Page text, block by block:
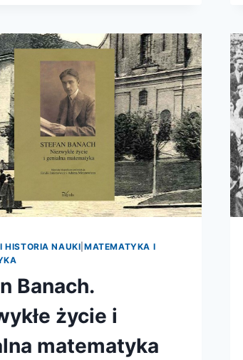
HISTORIA NAUKI |MATEMATYKA I
Banach.
życie i
matematyka